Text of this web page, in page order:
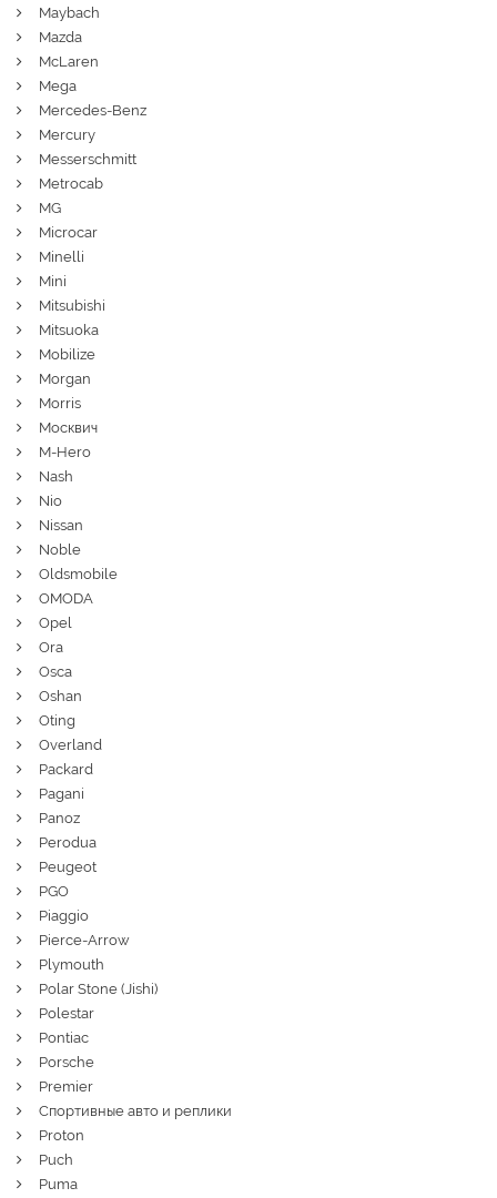
Maybach
Mazda
McLaren
Mega
Mercedes-Benz
Mercury
Messerschmitt
Metrocab
MG
Microcar
Minelli
Mini
Mitsubishi
Mitsuoka
Mobilize
Morgan
Morris
Москвич
M-Hero
Nash
Nio
Nissan
Noble
Oldsmobile
OMODA
Opel
Ora
Osca
Oshan
Oting
Overland
Packard
Pagani
Panoz
Perodua
Peugeot
PGO
Piaggio
Pierce-Arrow
Plymouth
Polar Stone (Jishi)
Polestar
Pontiac
Porsche
Premier
Спортивные авто и реплики
Proton
Puch
Puma